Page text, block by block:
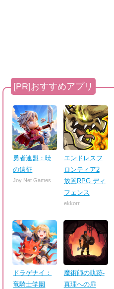
勇者連盟：暁
の遠征
Joy Net Games
エンドレスフ
ロンティア2
放置RPG ディ
フェンス
ekkorr
ドラゲナイ：
竜騎士学園
魔術師の軌跡-
真理への扉